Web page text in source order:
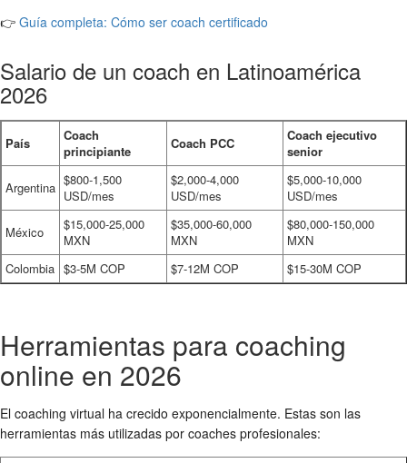
👉 Guía completa: Cómo ser coach certificado
Salario de un coach en Latinoamérica
2026
País
Coach
principiante
Coach PCC
Coach ejecutivo
senior
Argentina $800-1,500
USD/mes
$2,000-4,000
USD/mes
$5,000-10,000
USD/mes
México
$15,000-25,000
MXN
$35,000-60,000
MXN
$80,000-150,000
MXN
Colombia $3-5M COP $7-12M COP $15-30M COP
Herramientas para coaching
online en 2026
El coaching virtual ha crecido exponencialmente. Estas son las
herramientas más utilizadas por coaches profesionales: